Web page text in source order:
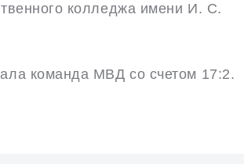
колледжа имени И. С.
команда МВД со счетом 17:2.